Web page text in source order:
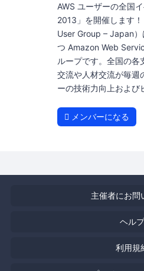
AWS ユーザーの全国
2013」を開催します
User Group – Japan
つ Amazon Web
ループです。全国の各
交流や人材交流が毎週
ーの技術力向上および
メンバーになる
主催者にお問
ヘルプ
利用規